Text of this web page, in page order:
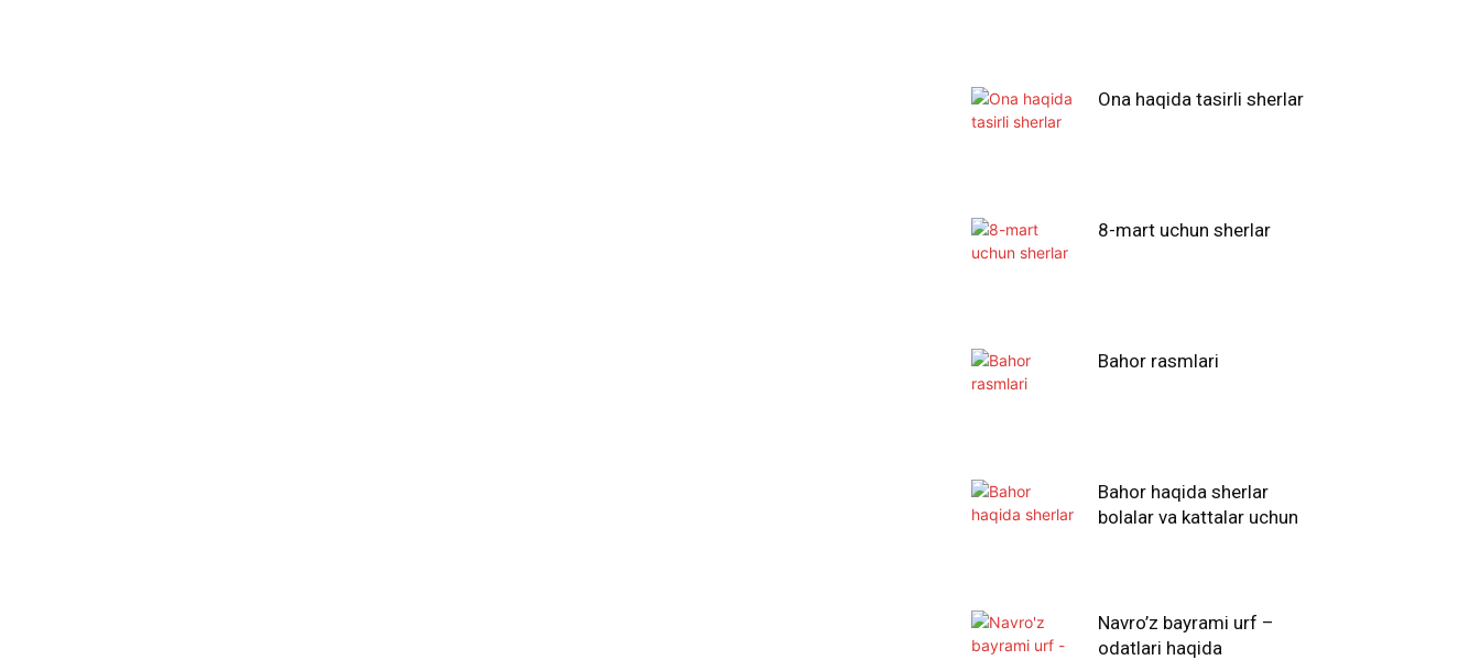
Ona haqida tasirli sherlar
8-mart uchun sherlar
Bahor rasmlari
Bahor haqida sherlar
bolalar va kattalar uchun
Navro’z bayrami urf –
odatlari haqida